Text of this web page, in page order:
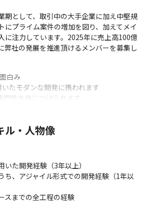
期として、取引中の大手企業に加え中堅規
にプライム案件の増加を図り、加えてメイ
に注力しています。2025年に売上高100億
弊社の発展を推進頂けるメンバーを募集し
白み
いたモダンな開発に携われます
門性を身につけられます
ンジニアと一緒に業務を推進できます
ル・人物像
いた開発経験（3年以上）
ち、アジャイル形式での開発経験（1年以
スまでの全工程の経験